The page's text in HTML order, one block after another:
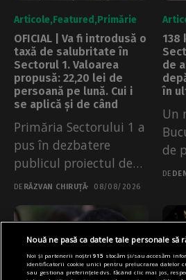
Articole Featured Primărie
OFICIAL | Va fi introdusă o
taxă de salubritate în
Sectorul 1. Valoarea
propusă: 22,20 lei de
persoană pe lună. Cui i
se aplică și de când
Primăria Sectorului 1 a
pus în dezbatere
publicul proiectul de
regulament prin...
DE RĂZVAN CHIRUȚĂ 08/08/2026
138
de
în
Un
de
de...
DE
Nouă ne pasă ca datele tale personale să
Noi și partenerii noștri915 stocăm și/sau accesăm
identificatorii cookie unici pentru prelucrarea datelor
sau gestiona preferințele dvs. făcând clic mai jos,